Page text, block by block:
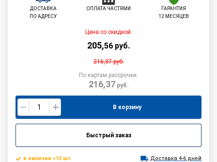
ДОСТАВКА
ПО АДРЕСУ
ОПЛАТА ЧАСТЯМИ
ГАРАНТИЯ
12 МЕСЯЦЕВ
Цена со скидкой:
205,56 руб.
216,37руб.
По картам рассрочки:
216,37 руб.
В корзину
Быстрый заказ
в наличии >12 шт. Доставка 4-6 дней